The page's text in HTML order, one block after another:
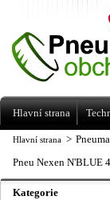
Hlavní strana >
Pneu Nexen N'BLUE
Kategorie
Levné
a litá kola
Hlavní strana